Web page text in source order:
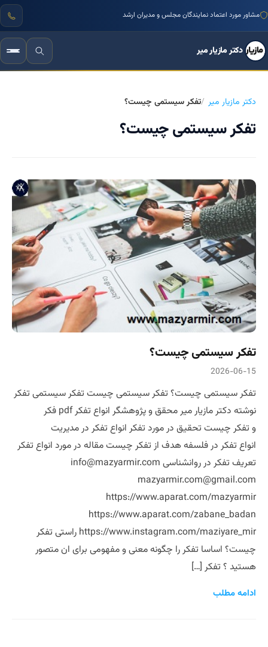
مشاور مورد اعتماد نمایندگان مجلس و مدیران ارشد
دکتر مازیار میر
دکتر مازیار میر تفکر سیستمی چیست؟
تفکر سیستمی چیست؟
تفکر سیستمی چیست؟
2026-06-15
تفکر سیستمی چیست؟ تفکر سیستمی چیست تفکر سیستمی تفکر
نوشته دکتر مازیار میر محقق و پژوهشگر انواع تفکر pdf فکر
و تفکر چیست تحقیق در مورد تفکر انواع تفکر در مدیریت
انواع تفکر در فلسفه هدف از تفکر چیست مقاله در مورد انواع تفکر
تعریف تفکر در روانشناسی info@mazyarmir.com
mazyarmir.com@gmail.com
https://www.aparat.com/mazyarmir
https://www.aparat.com/zabane_badan
https://www.instagram.com/maziyare_mir راستی تفکر
چیست؟ اساسا تفکر را چگونه معنی و مفهومی برای ان متصور
هستید ؟ تفکر […]
ادامه مطلب